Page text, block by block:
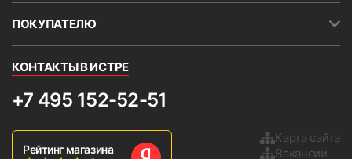
ПОКУПАТЕЛЮ
КОНТАКТЫ В ИСТРЕ
+7 495 152-52-51
Рейтинг магазина
Карта сайта
Вакансии